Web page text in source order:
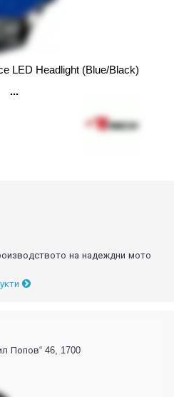
на надеждни мото
LED Headlight (Blue/Black)
Попов“ 46, 1700